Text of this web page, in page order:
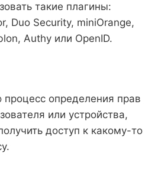
такие плагины:
Duo Security, miniOrange,
Authy или OpenID.
определения прав
или устройства,
доступ к какому-то